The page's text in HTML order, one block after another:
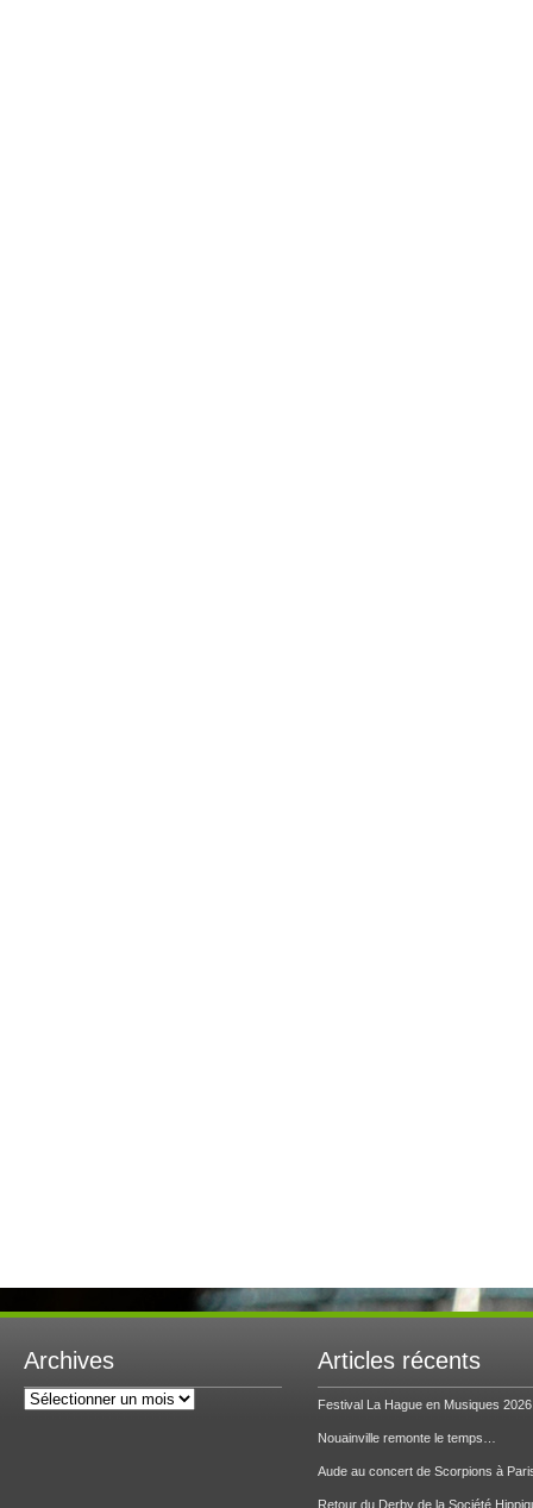
Archives
Archives
Articles récents
Festival La Hague en Musiques 2026
Nouainville remonte le temps…
Aude au concert de Scorpions à
Retour du Derby de la Société